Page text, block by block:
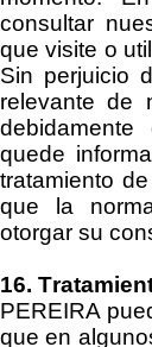
consultar
que visite o
Sin perjuicio
relevante de
debidamente
quede
tratamiento
que la
otorgar su
16.
PEREIRA
que en